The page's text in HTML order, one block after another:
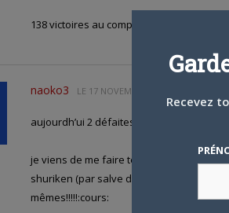
138 victoires au compteur!!
naoko3 LE 17 NOVEMBRE 2008 À 12 H 32 MIN
aujourdh’ui 2 défaites sur trois combats
je viens de me faire terraser par une
shuriken (par salve de dix) avant de
mêmes!!!!!:cours:
Recevez